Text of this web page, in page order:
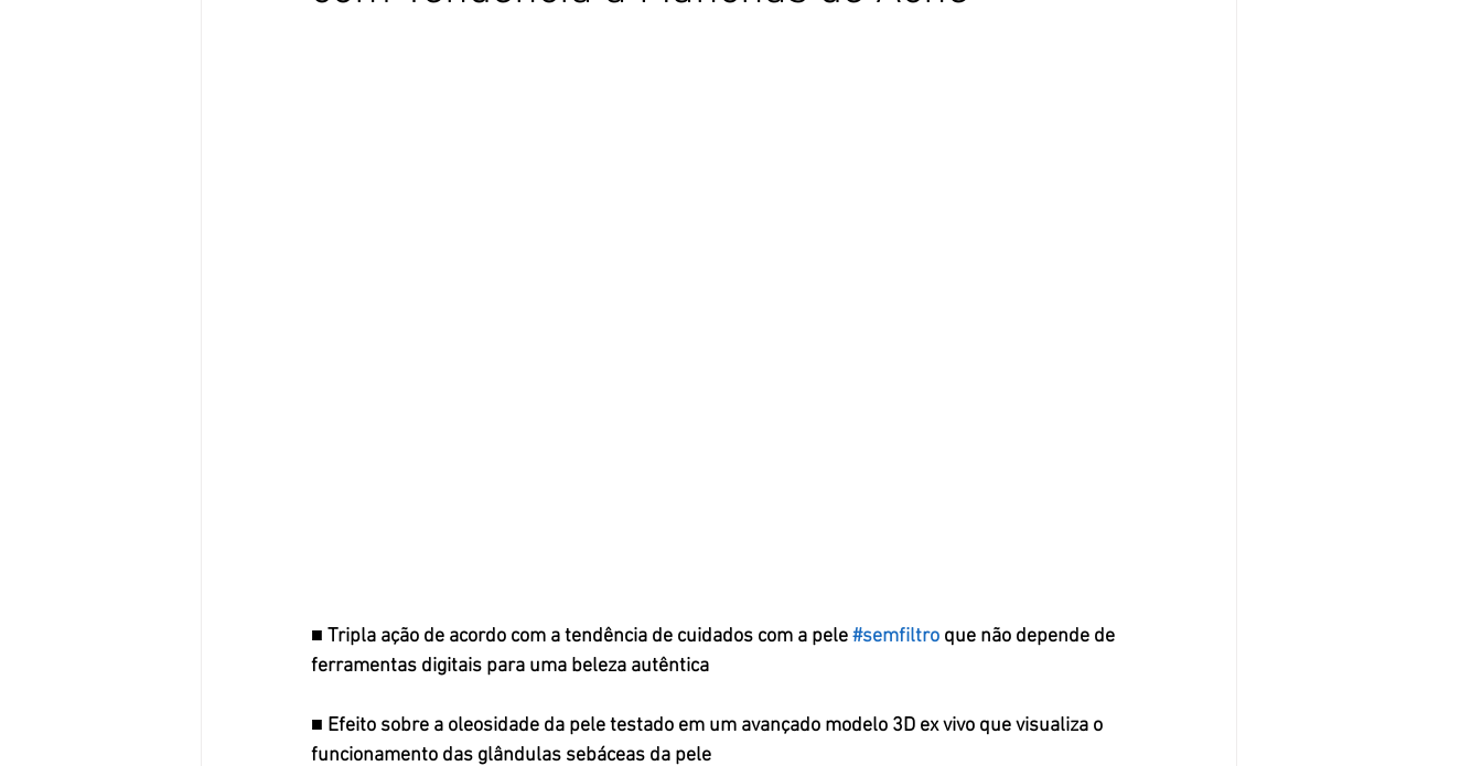
■ Tripla ação de acordo com a tendência de cuidados com a pele #semfiltro que não depende de
ferramentas digitais para uma beleza autêntica
■ Efeito sobre a oleosidade da pele testado em um avançado modelo 3D ex vivo que visualiza o
funcionamento das glândulas sebáceas da pele